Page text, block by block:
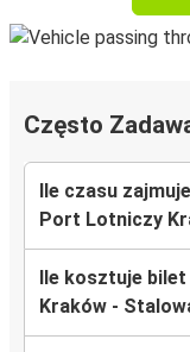
Często
Ile czasu
Port Lotniczy
Ile kosztuje
Kraków -